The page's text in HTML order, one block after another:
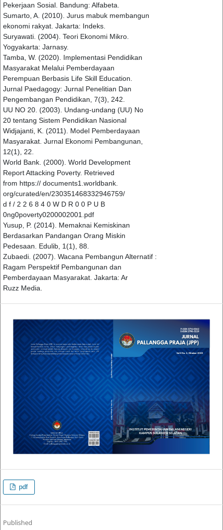
Pekerjaan Sosial. Bandung: Alfabeta.
Sumarto, A. (2010). Jurus mabuk membangun
ekonomi rakyat. Jakarta: Indeks.
Suryawati. (2004). Teori Ekonomi Mikro.
Yogyakarta: Jarnasy.
Tamba, W. (2020). Implementasi Pendidikan
Masyarakat Melalui Pemberdayaan
Perempuan Berbasis Life Skill Education.
Jurnal Paedagogy: Jurnal Penelitian Dan
Pengembangan Pendidikan, 7(3), 242.
UU NO 20. (2003). Undang-undang (UU) No
20 tentang Sistem Pendidikan Nasional
Widjajanti, K. (2011). Model Pemberdayaan
Masyarakat. Jurnal Ekonomi Pembangunan,
12(1), 22.
World Bank. (2000). World Development
Report Attacking Poverty. Retrieved
from https:// documents1.worldbank.
org/curated/en/230351468332946759/
d f / 2 2 6 8 4 0 W D R 0 0 P U B
0ng0poverty0200002001.pdf
Yusup, P. (2014). Memaknai Kemiskinan
Berdasarkan Pandangan Orang Miskin
Pedesaan. Edulib, 1(1), 88.
Zubaedi. (2007). Wacana Pembangun Alternatif :
Ragam Perspektif Pembangunan dan
Pemberdayaan Masyarakat. Jakarta: Ar
Ruzz Media.
pdf
Published